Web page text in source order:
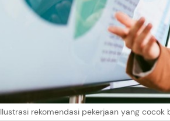
Ilustrasi rekomendasi pekerjaan yang